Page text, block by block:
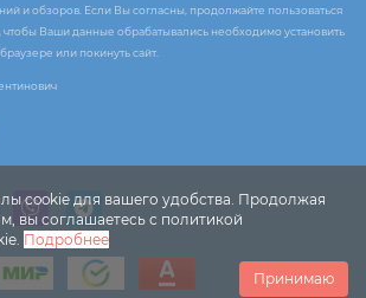
cookie для вашего удобства. Продолжая
вы соглашаетесь с политикой
Подробнее
Принимаю
и обзоров. Если Вы согласны, продолжайте пользоваться
чтобы Ваши данные обрабатывались необходимо установить
или покинуть сайт.